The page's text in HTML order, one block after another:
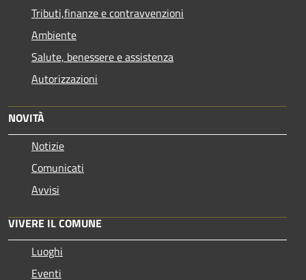
Tributi,finanze e contravvenzioni
Ambiente
Salute, benessere e assistenza
Autorizzazioni
NOVITÀ
Notizie
Comunicati
Avvisi
VIVERE IL COMUNE
Luoghi
Eventi